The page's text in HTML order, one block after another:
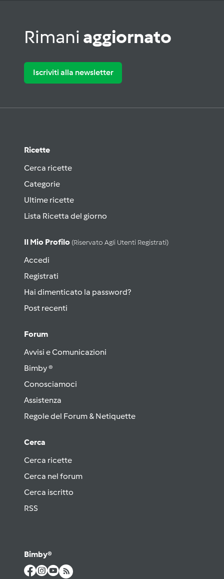
Rimani aggiornato
Iscriviti alla newsletter
Ricette
Cerca ricette
Categorie
Ultime ricette
Lista Ricetta del giorno
Il Mio Profilo (riservato Agli Utenti Registrati)
Accedi
Registrati
Hai dimenticato la password?
Post recenti
Forum
Avvisi e Comunicazioni
Bimby ®
Conosciamoci
Assistenza
Regole del Forum & Netiquette
Cerca
Cerca ricette
Cerca nel forum
Cerca iscritto
RSS
Bimby®